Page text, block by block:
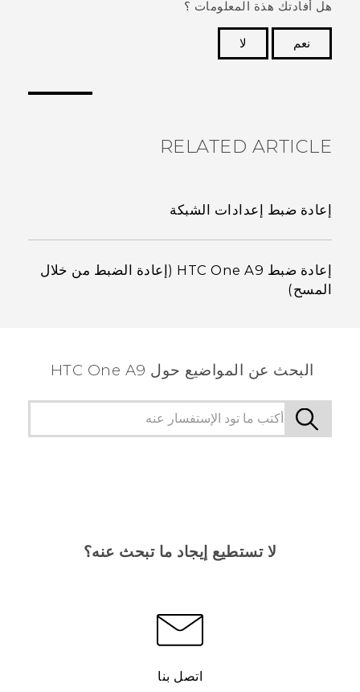
هل أفادتك هذة المعلومات ؟
نعم
لا
RELATED ARTICLE
إعادة ضبط إعدادات الشبكة
إعادة ضبط HTC One A9 (إعادة الضبط من خلال
المسح)
البحث عن المواضيع حول HTC One A9
لا تستطيع إيجاد ما تبحث عنه؟
اتصل بنا